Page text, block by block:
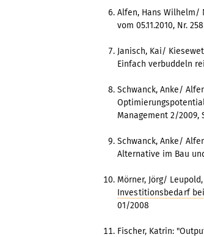
Alfen, Hans Wilhelm/
vom 05.11.2010, Nr.
Janisch, Kai/
Einfach verbuddeln
Schwanck, Anke/
Management 2/2009,
Schwanck, Anke/
Alternative im Bau
Mörner, Jörg/
Investitionsbedarf
01/2008
Fischer, Katrin: